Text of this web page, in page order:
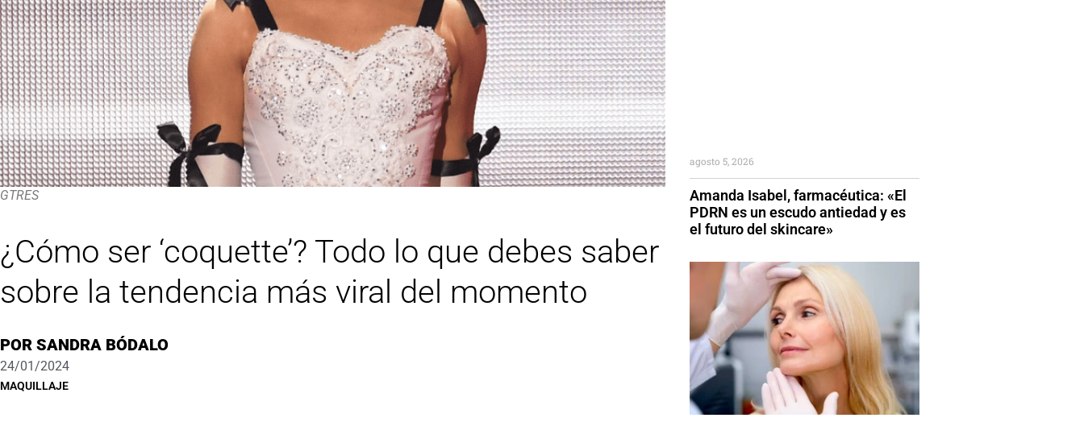
GTRES
¿Cómo ser ‘coquette’? Todo lo que debes saber
sobre la tendencia más viral del momento
POR SANDRA BÓDALO
24/01/2024
MAQUILLAJE
Amanda Isabel, farmacéutica: «El
PDRN es un escudo antiedad y es
el futuro del skincare»
agosto 5, 2026